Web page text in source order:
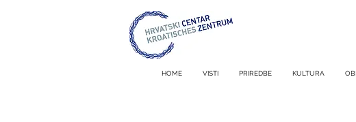
HOME VISTI PRIREDBE KULTURA